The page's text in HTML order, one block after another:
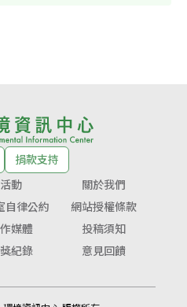
捐款支持
活動
關於我們
自律公約
網站授權條款
媒體
投稿須知
紀錄 意見回饋